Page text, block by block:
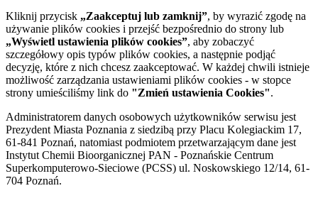
Kliknij przycisk „Zaakceptuj lub zamknij”, by wyrazić zgodę na
używanie plików cookies i przejść bezpośrednio do strony lub
„Wyświetl ustawienia plików cookies”, aby zobaczyć
szczegółowy opis typów plików cookies, a następnie podjąć
decyzję, które z nich chcesz zaakceptować. W każdej chwili istnieje
możliwość zarządzania ustawieniami plików cookies - w stopce
strony umieściliśmy link do "Zmień ustawienia Cookies".
Administratorem danych osobowych użytkowników serwisu jest
Prezydent Miasta Poznania z siedzibą przy Placu Kolegiackim 17,
61-841 Poznań, natomiast podmiotem przetwarzającym dane jest
Instytut Chemii Bioorganicznej PAN - Poznańskie Centrum
Superkomputerowo-Sieciowe (PCSS) ul. Noskowskiego 12/14, 61-
704 Poznań.